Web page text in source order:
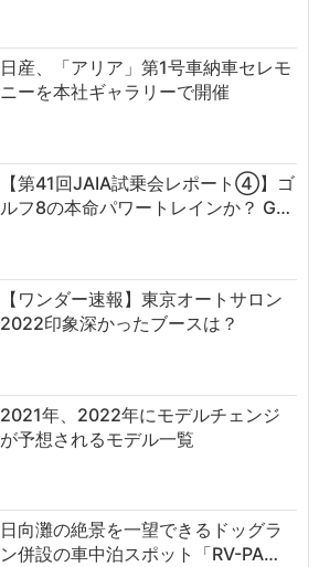
日産、「アリア」第1号車納車セレモ
ニーを本社ギャラリーで開催
【第41回JAIA試乗会レポート④】ゴ
ルフ8の本命パワートレインか？ G…
【ワンダー速報】東京オートサロン
2022印象深かったブースは？
2021年、2022年にモデルチェンジ
が予想されるモデル一覧
日向灘の絶景を一望できるドッグラ
ン併設の車中泊スポット「RV-PA…